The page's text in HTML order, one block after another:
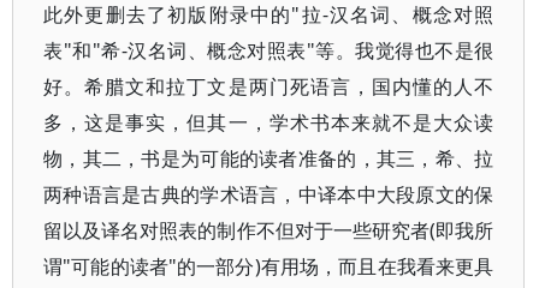
此外更删去了初版附录中的"拉-汉名词、概念对照
表"和"希-汉名词、概念对照表"等。我觉得也不是很
好。希腊文和拉丁文是两门死语言，国内懂的人不
多，这是事实，但其一，学术书本来就不是大众读
物，其二，书是为可能的读者准备的，其三，希、拉
两种语言是古典的学术语言，中译本中大段原文的保
留以及译名对照表的制作不但对于一些研究者(即我所
谓"可能的读者"的一部分)有用场，而且在我看来更具